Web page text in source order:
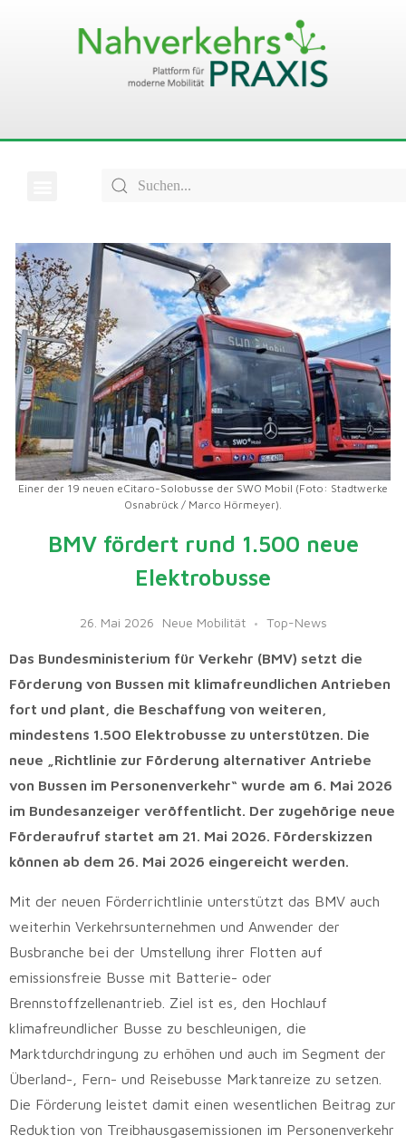
Einer der 19 neuen eCitaro-Solobusse der SWO Mobil (Foto: Stadtwerke
Osnabrück / Marco Hörmeyer).
BMV fördert rund 1.500 neue
Elektrobusse
26. Mai 2026 Neue Mobilität Top-News
Das Bundesministerium für Verkehr (BMV) setzt die
Förderung von Bussen mit klimafreundlichen Antrieben
fort und plant, die Beschaffung von weiteren,
mindestens 1.500 Elektrobusse zu unterstützen. Die
neue „Richtlinie zur Förderung alternativer Antriebe
von Bussen im Personenverkehr“ wurde am 6. Mai 2026
im Bundesanzeiger veröffentlicht. Der zugehörige neue
Förderaufruf startet am 21. Mai 2026. Förderskizzen
können ab dem 26. Mai 2026 eingereicht werden.
Mit der neuen Förderrichtlinie unterstützt das BMV auch
weiterhin Verkehrsunternehmen und Anwender der
Busbranche bei der Umstellung ihrer Flotten auf
emissionsfreie Busse mit Batterie- oder
Brennstoffzellenantrieb. Ziel ist es, den Hochlauf
klimafreundlicher Busse zu beschleunigen, die
Marktdurchdringung zu erhöhen und auch im Segment der
Überland-, Fern- und Reisebusse Marktanreize zu setzen.
Die Förderung leistet damit einen wesentlichen Beitrag zur
Reduktion von Treibhausgasemissionen im Personenverkehr